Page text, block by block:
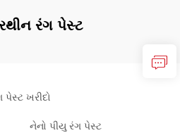
રંગ પેસ્ટ
પેસ્ટ ખરીદો
નેનો પીયુ રંગ પેસ્ટ